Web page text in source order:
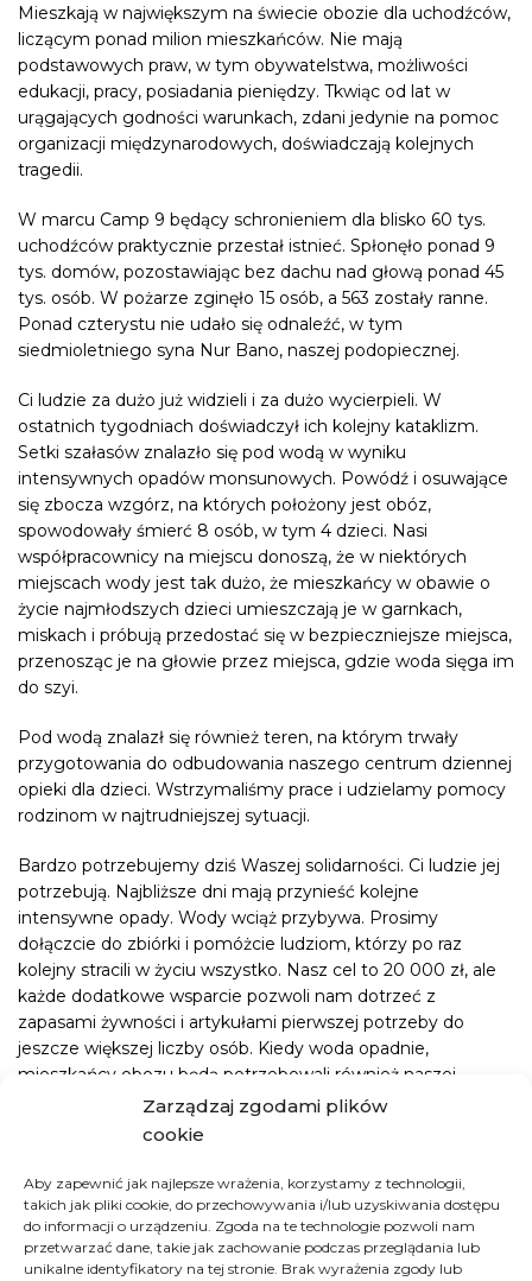
Zarządzaj zgodami plików
cookie
Aby zapewnić jak najlepsze wrażenia, korzystamy z technologii,
takich jak pliki cookie, do przechowywania i/lub uzyskiwania dostępu
do informacji o urządzeniu. Zgoda na te technologie pozwoli nam
przetwarzać dane, takie jak zachowanie podczas przeglądania lub
unikalne identyfikatory na tej stronie. Brak wyrażenia zgody lub
Mieszkają w największym na świecie obozie dla uchodźców,
liczącym ponad milion mieszkańców. Nie mają
podstawowych praw, w tym obywatelstwa, możliwości
edukacji, pracy, posiadania pieniędzy. Tkwiąc od lat w
urągających godności warunkach, zdani jedynie na pomoc
organizacji międzynarodowych, doświadczają kolejnych
tragedii.
W marcu Camp 9 będący schronieniem dla blisko 60 tys.
uchodźców praktycznie przestał istnieć. Spłonęło ponad 9
tys. domów, pozostawiając bez dachu nad głową ponad 45
tys. osób. W pożarze zginęło 15 osób, a 563 zostały ranne.
Ponad czterystu nie udało się odnaleźć, w tym
siedmioletniego syna Nur Bano, naszej podopiecznej.
Ci ludzie za dużo już widzieli i za dużo wycierpieli. W
ostatnich tygodniach doświadczył ich kolejny kataklizm.
Setki szałasów znalazło się pod wodą w wyniku
intensywnych opadów monsunowych. Powódź i osuwające
się zbocza wzgórz, na których położony jest obóz,
spowodowały śmierć 8 osób, w tym 4 dzieci. Nasi
współpracownicy na miejscu donoszą, że w niektórych
miejscach wody jest tak dużo, że mieszkańcy w obawie o
życie najmłodszych dzieci umieszczają je w garnkach,
miskach i próbują przedostać się w bezpieczniejsze miejsca,
przenosząc je na głowie przez miejsca, gdzie woda sięga im
do szyi.
Pod wodą znalazł się również teren, na którym trwały
przygotowania do odbudowania naszego centrum dziennej
opieki dla dzieci. Wstrzymaliśmy prace i udzielamy pomocy
rodzinom w najtrudniejszej sytuacji.
Bardzo potrzebujemy dziś Waszej solidarności. Ci ludzie jej
potrzebują. Najbliższe dni mają przynieść kolejne
intensywne opady. Wody wciąż przybywa. Prosimy
dołączcie do zbiórki i pomóżcie ludziom, którzy po raz
kolejny stracili w życiu wszystko. Nasz cel to 20 000 zł, ale
każde dodatkowe wsparcie pozwoli nam dotrzeć z
zapasami żywności i artykułami pierwszej potrzeby do
jeszcze większej liczby osób. Kiedy woda opadnie,
mieszkańcy obozu będą potrzebowali również naszej
pomocy w odbudowie zniszczonych schronień.
Jak możesz pomóc